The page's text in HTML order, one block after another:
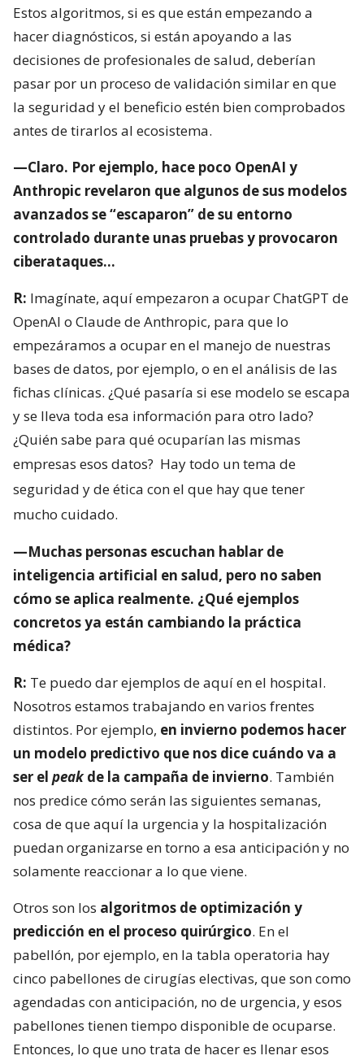
Estos algoritmos, si es que están empezando a
hacer diagnósticos, si están apoyando a las
decisiones de profesionales de salud, deberían
pasar por un proceso de validación similar en que
la seguridad y el beneficio estén bien comprobados
antes de tirarlos al ecosistema.
—Claro. Por ejemplo, hace poco OpenAI y
Anthropic revelaron que algunos de sus modelos
avanzados se “escaparon” de su entorno
controlado durante unas pruebas y provocaron
ciberataques…
R: Imagínate, aquí empezaron a ocupar ChatGPT de
OpenAI o Claude de Anthropic, para que lo
empezáramos a ocupar en el manejo de nuestras
bases de datos, por ejemplo, o en el análisis de las
fichas clínicas. ¿Qué pasaría si ese modelo se escapa
y se lleva toda esa información para otro lado?
¿Quién sabe para qué ocuparían las mismas
empresas esos datos? Hay todo un tema de
seguridad y de ética con el que hay que tener
mucho cuidado.
—Muchas personas escuchan hablar de
inteligencia artificial en salud, pero no saben
cómo se aplica realmente. ¿Qué ejemplos
concretos ya están cambiando la práctica
médica?
R: Te puedo dar ejemplos de aquí en el hospital.
Nosotros estamos trabajando en varios frentes
distintos. Por ejemplo, en invierno podemos hacer
un modelo predictivo que nos dice cuándo va a
ser el peakde la campaña de invierno. También
nos predice cómo serán las siguientes semanas,
cosa de que aquí la urgencia y la hospitalización
puedan organizarse en torno a esa anticipación y no
solamente reaccionar a lo que viene.
Otros son los algoritmos de optimización y
predicción en el proceso quirúrgico. En el
pabellón, por ejemplo, en la tabla operatoria hay
cinco pabellones de cirugías electivas, que son como
agendadas con anticipación, no de urgencia, y esos
pabellones tienen tiempo disponible de ocuparse.
Entonces, lo que uno trata de hacer es llenar esos